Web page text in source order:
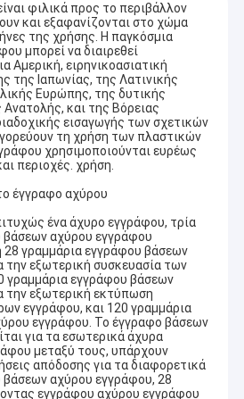
φιλικά προς το περιβάλλον
και εξαφανίζονται στο χώμα
της χρήσης. Η παγκόσμια
μπορεί να διαιρεθεί
Αμερική, ειρηνικοασιατική
της Ιαπωνίας, της Λατινικής
Ευρώπης, της δυτικής
και της Βόρειας
εισαγωγής των σχετικών
τη χρήση των πλαστικών
χρησιμοποιούνται ευρέως
περιοχές. χρήση.
έγγραφο αχύρου
ένα άχυρο εγγράφου, τρία
βάσεων αχύρου εγγράφου
28 γραμμάρια εγγράφου βάσεων
την εξωτερική συσκευασία των
γραμμάρια εγγράφου βάσεων
την εξωτερική εκτύπωση
εγγράφου, και 120 γραμμάρια
εγγράφου. Το έγγραφο βάσεων
για τα εσωτερικά άχυρα
μεταξύ τους, υπάρχουν
απόδοσης για τα διαφορετικά
βάσεων αχύρου εγγράφου, 28
εγγράφου αχύρου εγγράφου